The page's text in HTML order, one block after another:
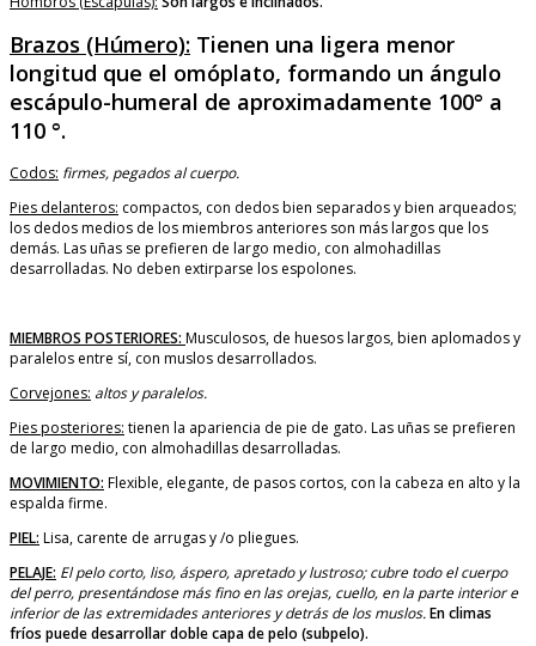
Brazos (Húmero): Tienen una ligera menor
longitud que el omóplato, formando un ángulo
escápulo-humeral de aproximadamente 100° a
110 °.
Codos: firmes, pegados al cuerpo.
Pies delanteros: compactos, con dedos bien separados y bien arqueados;
los dedos medios de los miembros anteriores son más largos que los
demás. Las uñas se prefieren de largo medio, con almohadillas
desarrolladas. No deben extirparse los espolones.
MIEMBROS POSTERIORES: Musculosos, de huesos largos, bien aplomados y
paralelos entre sí, con muslos desarrollados.
Corvejones: altos y paralelos.
Pies posteriores: tienen la apariencia de pie de gato. Las uñas se prefieren
de largo medio, con almohadillas desarrolladas.
MOVIMIENTO: Flexible, elegante, de pasos cortos, con la cabeza en alto y la
espalda firme.
PIEL: Lisa, carente de arrugas y /o pliegues.
PELAJE: El pelo corto, liso, áspero, apretado y lustroso; cubre todo el cuerpo
del perro, presentándose más fino en las orejas, cuello, en la parte interior e
inferior de las extremidades anteriores y detrás de los muslos.En climas
fríos puede desarrollar doble capa de pelo (subpelo).